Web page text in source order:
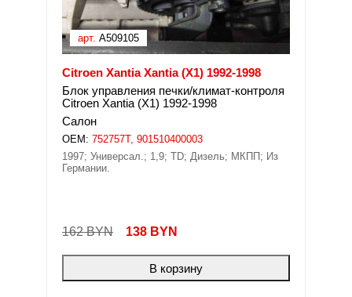
арт. A509105
Citroen Xantia Xantia (X1) 1992-1998
Блок управления печки/климат-контроля
Citroen Xantia (X1) 1992-1998
Салон
OEM: 752757T, 901510400003
1997; Универсал.; 1,9; TD; Дизель; МКПП; Из
Германии.
162 BYN 138 BYN
В корзину